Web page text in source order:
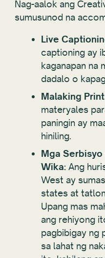
Nag-aalok ang
sumusunod na
Live
captioning ay
kaganapan na
dadalo o
Malaking Print
materyales
paningin ay
hiniling.
Mga Serbisyo
Wika: Ang
West ay
states at
Upang mas
ang rehiyong
pagbibigay ng
sa lahat ng